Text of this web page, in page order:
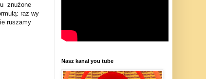
znużone
raz wy
ruszamy
Nasz kanał you tube